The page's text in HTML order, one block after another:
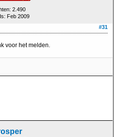
2.490
Feb 2009
#31
voor het melden.